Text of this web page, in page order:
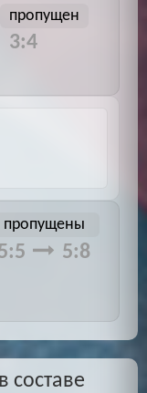
пропущен
3:4
пропущены
5:8
составе